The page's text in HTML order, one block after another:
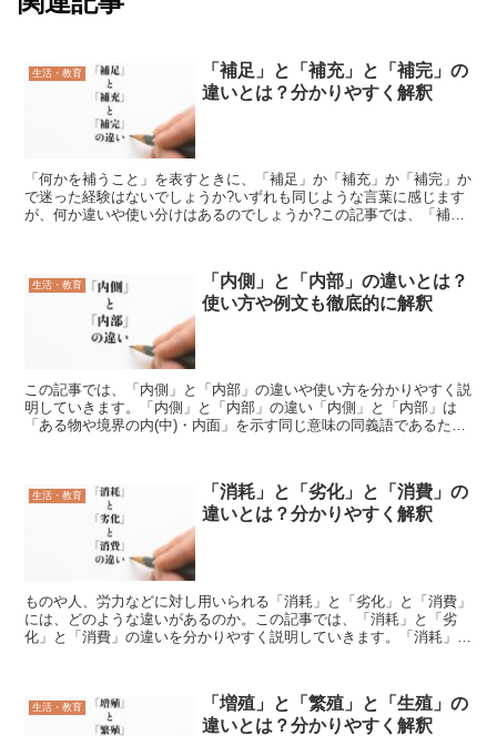
生活・教育
「補足」と「補充」と「補完」の
違いとは？分かりやすく解釈
「何かを補うこと」を表すときに、「補足」か「補充」か「補完」か
で迷った経験はないでしょうか?いずれも同じような言葉に感じます
が、何か違いや使い分けはあるのでしょうか?この記事では、「補
生活・教育
「内側」と「内部」の違いとは？
使い方や例文も徹底的に解釈
この記事では、「内側」と「内部」の違いや使い方を分かりやすく説
明していきます。「内側」と「内部」の違い「内側」と「内部」は
「ある物や境界の内(中)・内面」を示す同じ意味の同義語であるた
生活・教育
「消耗」と「劣化」と「消費」の
違いとは？分かりやすく解釈
ものや人、労力などに対し用いられる「消耗」と「劣化」と「消費」
には、どのような違いがあるのか。この記事では、「消耗」と「劣
化」と「消費」の違いを分かりやすく説明していきます。「消耗」と
生活・教育
「増殖」と「繁殖」と「生殖」の
違いとは？分かりやすく解釈